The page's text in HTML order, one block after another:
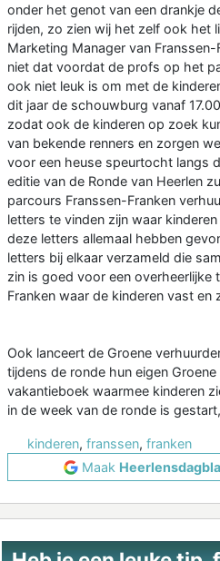
onder het genot van een drankje
rijden, zo zien wij het zelf ook het
Marketing Manager van
niet dat voordat de profs op het
ook niet leuk is om met de
dit jaar de schouwburg vanaf
zodat ook de kinderen op zoek
van bekende renners en zorgen
voor een heuse speurtocht langs
editie van de Ronde van Heerlen
parcours Franssen-Franken
letters te vinden zijn waar
deze letters allemaal hebben
letters bij elkaar verzameld die
zin is goed voor een overheerlijke
Franken waar de kinderen vast en
Ook lanceert de Groene
tijdens de ronde hun eigen
vakantieboek waarmee kinderen
in de week van de ronde is
kinderen, franssen, franken
Maak